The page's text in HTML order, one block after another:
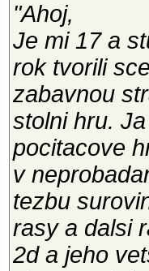
"Ahoj,
Je mi 17 a
rok tvorili
zabavnou
stolni hru.
pocitacove
v
tezbu
rasy a dalsi
2d a jeho